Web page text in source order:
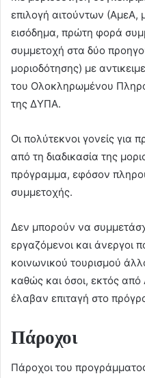
επιλογή αιτούντων (ΑμεΑ,
εισόδημα, πρώτη φορά
συμμετοχή στα δύο
μοριοδότησης) με
του Ολοκληρωμένου
της ΔΥΠΑ.
Οι πολύτεκνοι γονείς για
από τη διαδικασία της
πρόγραμμα, εφόσον
συμμετοχής.
Δεν μπορούν να
εργαζόμενοι και άνεργοι
κοινωνικού τουρισμού
καθώς και όσοι, εκτός
έλαβαν επιταγή στο
Πάροχοι
Πάροχοι του